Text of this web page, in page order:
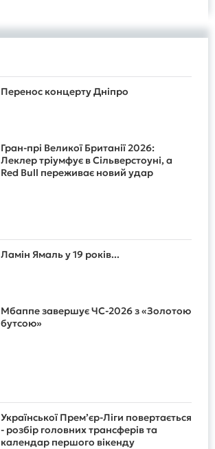
Перенос концерту Дніпро
Гран-прі Великої Британії 2026:
Леклер тріумфує в Сільверстоуні, а
Red Bull переживає новий удар
Ламін Ямаль у 19 років...
Мбаппе завершує ЧС-2026 з «Золотою
бутсою»
Української Прем’єр-Ліги повертається
- розбір головних трансферів та
календар першого вікенду